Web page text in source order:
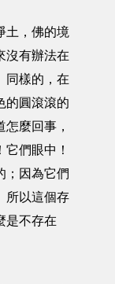
，佛的境
沒有辦法在
同樣的，在
的圓滾滾的
麼回事，
們眼中！
；因為它們
所以這個存
是不存在